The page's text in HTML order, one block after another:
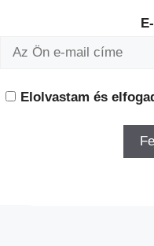
Elolvastam és